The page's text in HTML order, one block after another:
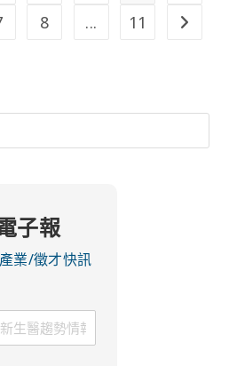
8 ... 11
子報
業/徵才快訊